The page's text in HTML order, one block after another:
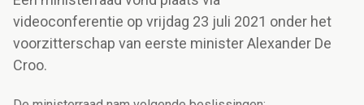
videoconferentie op vrijdag 23 juli 2021 onder het
voorzitterschap van eerste minister Alexander De
Croo.